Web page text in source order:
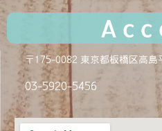
〒175-0082 東京都板橋区高島
03-5920-5456